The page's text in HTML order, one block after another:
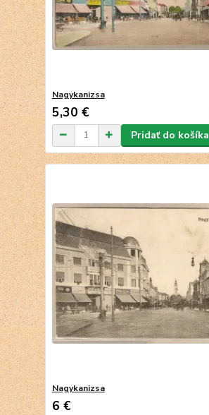
Nagykanizsa
5,30 €
Pridať do košíka
Nagykanizsa
6 €